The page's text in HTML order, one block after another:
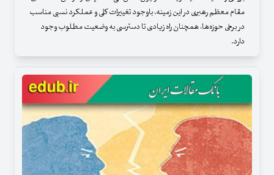
مقام معظم رهبری در این زمینه، باوجود تغییرات کلی و عملکرد نسبی مناسب
در برخی حوزه‌ها، همچنان راه زیادی تا دسترسی به وضعیت مطلوب وجود
دارد.